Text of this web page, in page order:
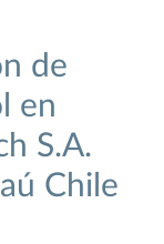
de
en
S.A.
Chile